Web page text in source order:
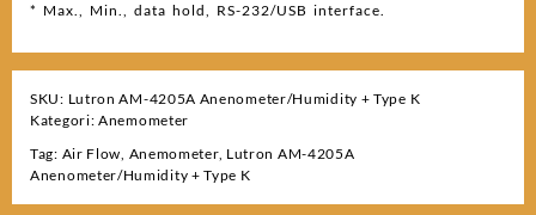
* Max., Min., data hold, RS-232/USB interface.
SKU: Lutron AM-4205A Anenometer/Humidity + Type K
Kategori:Anemometer
Tag: Air Flow, Anemometer, Lutron AM-4205A
Anenometer/Humidity + Type K